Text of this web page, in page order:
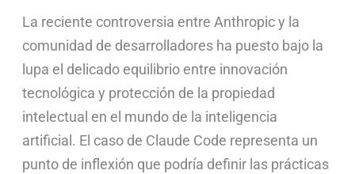
La reciente controversia entre Anthropic y la
comunidad de desarrolladores ha puesto bajo la
lupa el delicado equilibrio entre innovación
tecnológica y protección de la propiedad
intelectual en el mundo de la inteligencia
artificial. El caso de Claude Code representa un
punto de inflexión que podría definir las prácticas